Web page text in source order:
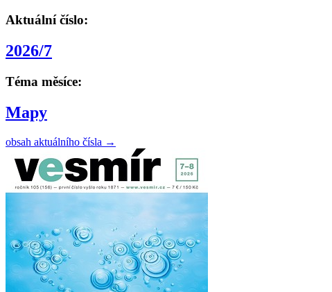
Aktuální číslo:
2026/7
Téma měsíce:
Mapy
obsah aktuálního čísla →